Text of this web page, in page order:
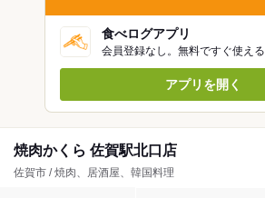
食べログアプリ
会員登録なし。無料ですぐ使える
アプリを開く
焼肉かくら 佐賀駅北口店
佐賀市 / 焼肉、居酒屋、韓国料理